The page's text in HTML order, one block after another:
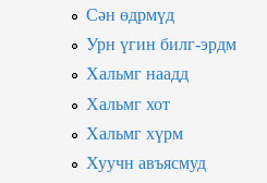
Сән өдрмүд
Урн үгин билг-эрдм
Хальмг наадд
Хальмг хот
Хальмг хүрм
Хуучн авъясмуд